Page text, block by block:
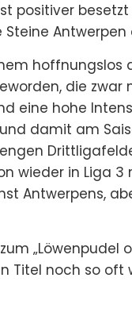
positiver
Steine
die zwar
eine hohe
damit am
wieder in Liga
Antwerpens,
Titel noch so